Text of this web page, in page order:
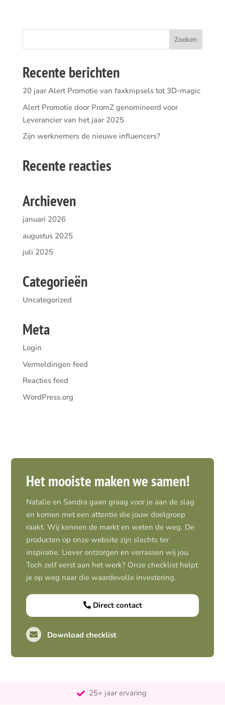
Recente berichten
20 jaar Alert Promotie van faxknipsels tot 3D-magic
Alert Promotie door PromZ genomineerd voor
Leverancier van het jaar 2025
Zijn werknemers de nieuwe influencers?
Recente reacties
Archieven
januari 2026
augustus 2025
juli 2025
Categorieën
Uncategorized
Meta
Login
Vermeldingen feed
Reacties feed
WordPress.org
Het mooiste maken we samen!
Natalie en Sandra gaan graag voor je aan de slag
en komen met een attentie die jouw doelgroep
raakt. Wij kennen de markt en weten de weg. De
producten op onze website zijn slechts ter
inspiratie. Liever ontzorgen en verrassen wij jou.
Toch zelf eerst aan het werk? Onze checklist helpt
je op weg naar die waardevolle investering.
Direct contact
Download checklist
25+ jaar ervaring